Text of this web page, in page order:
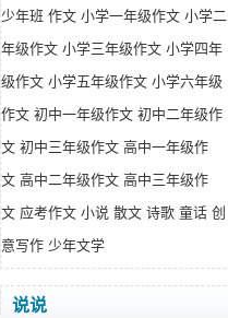
少年班 作文 小学一年级作文 小学二
年级作文 小学三年级作文 小学四年
级作文 小学五年级作文 小学六年级
作文 初中一年级作文 初中二年级作
文 初中三年级作文 高中一年级作
文 高中二年级作文 高中三年级作
文 应考作文 小说 散文 诗歌 童话 创
意写作 少年文学
说说